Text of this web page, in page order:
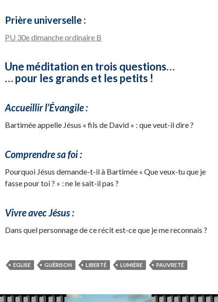
Prière universelle :
PU 30e dimanche ordinaire B
Une méditation en trois questions…
… pour les grands et les petits !
Accueillir l’Évangile :
Bartimée appelle Jésus « fils de David » : que veut-il dire ?
Comprendre sa foi :
Pourquoi Jésus demande-t-il à Bartimée « Que veux-tu que je
fasse pour toi ? » : ne le sait-il pas ?
Vivre avec Jésus :
Dans quel personnage de ce récit est-ce que je me reconnais ?
EGLISE GUÉRISON LIBERTÉ LUMIÈRE PAUVRETÉ